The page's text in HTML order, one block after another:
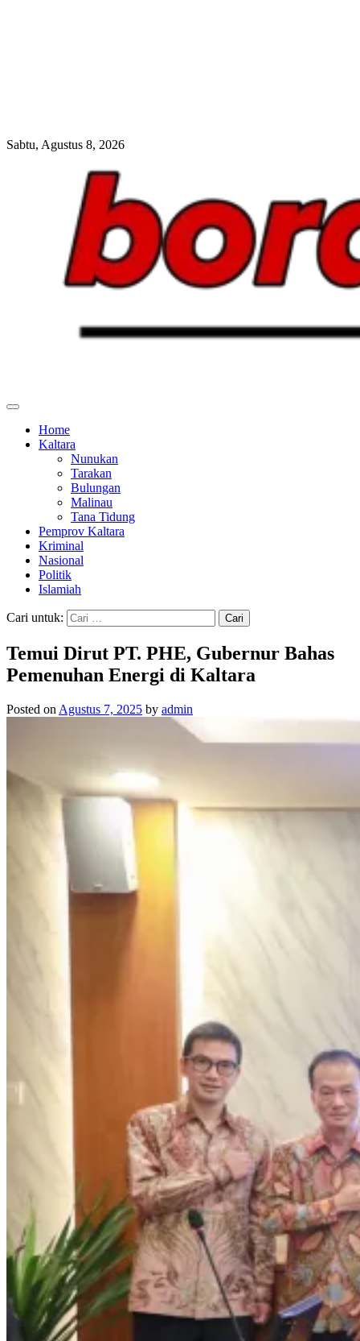
Sabtu, Agustus 8, 2026
Home
Kaltara
Nunukan
Tarakan
Bulungan
Malinau
Tana Tidung
Pemprov Kaltara
Kriminal
Nasional
Politik
Islamiah
Cari untuk:
Temui Dirut PT. PHE, Gubernur Bahas
Pemenuhan Energi di Kaltara
Posted on Agustus 7, 2025 by admin